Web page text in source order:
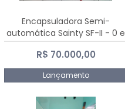
Encapsuladora Semi-
automática Sainty SF-II - 0 e
00
R$ 70.000,00
Lançamento